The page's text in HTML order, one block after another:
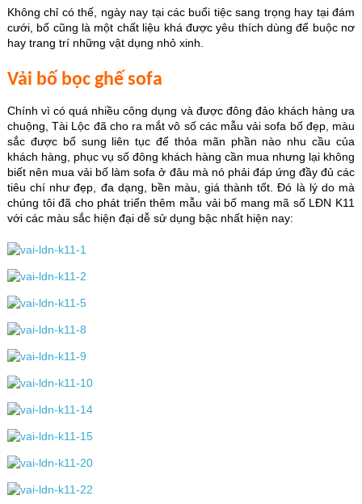
Không chỉ có thế, ngày nay tại các buổi tiệc sang trọng hay tại đám
cưới, bố cũng là một chất liệu khá được yêu thích dùng để buộc nơ
hay trang trí những vật dụng nhỏ xinh.
Vải bố bọc ghế sofa
Chính vì có quá nhiều công dụng và được đông đảo khách hàng ưa
chuộng, Tài Lộc đã cho ra mắt vô số các mẫu vải sofa bố đẹp, màu
sắc được bổ sung liên tục để thỏa mãn phần nào nhu cầu của
khách hàng, phục vụ số đông khách hàng cần mua nhưng lại không
biết nên mua vải bố làm sofa ở đâu mà nó phải đáp ứng đầy đủ các
tiêu chí như đẹp, đa dạng, bền màu, giá thành tốt. Đó là lý do mà
chúng tôi đã cho phát triển thêm mẫu vải bố mang mã số LĐN K11
với các màu sắc hiện đại dễ sử dụng bậc nhất hiện nay: